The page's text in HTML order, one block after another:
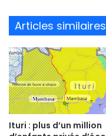
Articles similaires
Ituri : plus d’un million